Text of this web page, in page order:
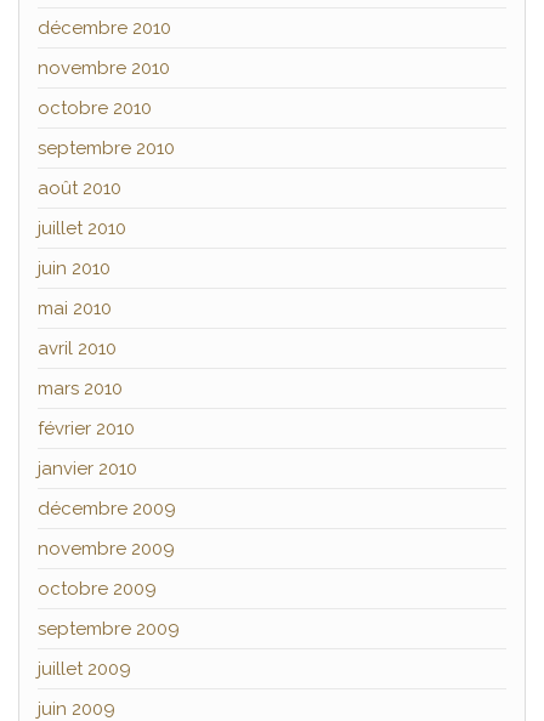
décembre 2010
novembre 2010
octobre 2010
septembre 2010
août 2010
juillet 2010
juin 2010
mai 2010
avril 2010
mars 2010
février 2010
janvier 2010
décembre 2009
novembre 2009
octobre 2009
septembre 2009
juillet 2009
juin 2009